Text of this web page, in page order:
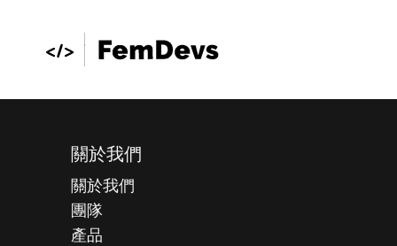
關於我們
關於我們
團隊
產品